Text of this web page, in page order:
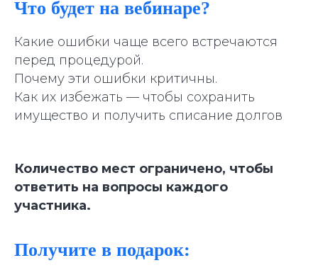
Что будет на вебинаре?
Какие ошибки чаще всего встречаются
перед процедурой.
Почему эти ошибки критичны.
Как их избежать — чтобы сохранить
имущество и получить списание долгов
Количество мест ограничено, чтобы
ответить на вопросы каждого
участника.
Получите в подарок: